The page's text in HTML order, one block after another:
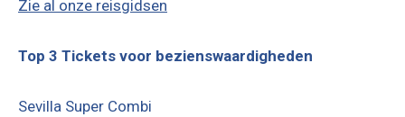
Zie al onze reisgidsen
Top 3 Tickets voor bezienswaardigheden
Sevilla Super Combi